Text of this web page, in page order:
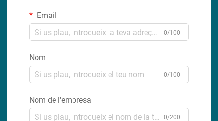
Email
0/100
Nom
0/100
Nom de l'empresa
0/200